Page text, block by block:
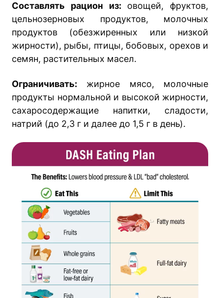
Составлять рацион из:овощей, фруктов,
цельнозерновых продуктов, молочных
продуктов (обезжиренных или низкой
жирности), рыбы, птицы, бобовых, орехов и
семян, растительных масел.
Ограничивать: жирное мясо, молочные
продукты нормальной и высокой жирности,
сахаросодержащие напитки, сладости,
натрий (до 2,3 г и далее до 1,5 г в день).